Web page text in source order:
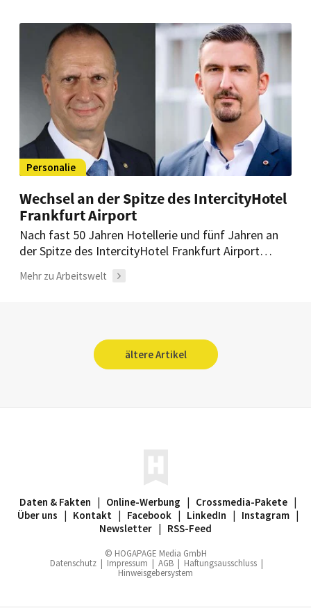
Personalie
Wechsel an der Spitze des IntercityHotel
Frankfurt Airport
Nach fast 50 Jahren Hotellerie und fünf Jahren an
der Spitze des IntercityHotel Frankfurt Airport
an Matthias Sieber-Wagner.
Mehr zu Arbeitswelt
ältere Artikel
Daten & Fakten | Online-Werbung | Crossmedia-Pakete |
Über uns | Kontakt | Facebook | LinkedIn | Instagram |
Newsletter | RSS-Feed
© HOGAPAGE Media GmbH
Datenschutz | Impressum | AGB | Haftungsausschluss |
Hinweisgebersystem